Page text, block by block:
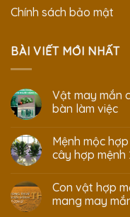
Chính sách bảo mật
BÀI VIẾT MỚI NHẤT
Vật may mắn
bàn làm việc
Mệnh mộc
cây hợp mệnh
Con vật hợp
mang may